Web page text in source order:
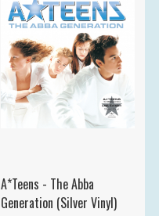
A*Teens - The Abba
Generation (Silver Vinyl)